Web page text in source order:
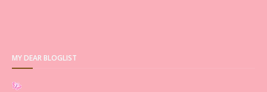
MY DEAR BLOGLIST